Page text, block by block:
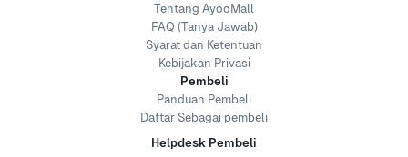
Tentang AyooMall
FAQ (Tanya Jawab)
Syarat dan Ketentuan
Kebijakan Privasi
Pembeli
Panduan Pembeli
Daftar Sebagai pembeli
Helpdesk Pembeli